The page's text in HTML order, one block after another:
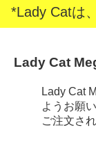
*Lady Catは
Lady Cat
Lady Cat
ようお願
ご注文さ